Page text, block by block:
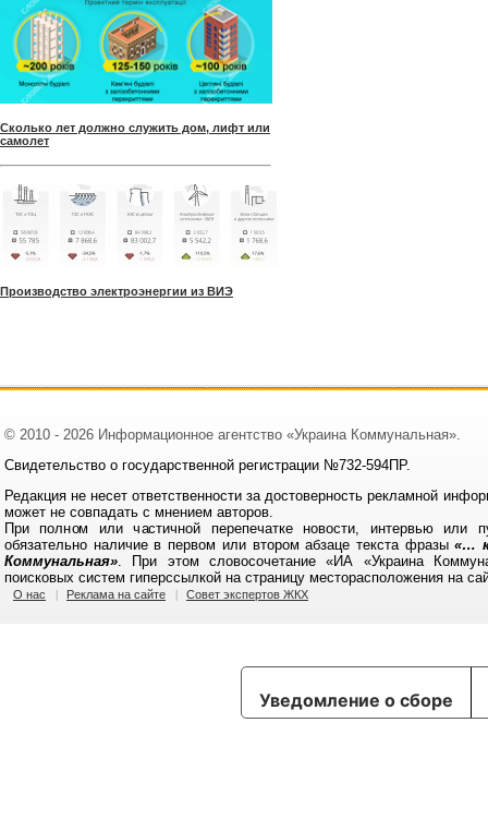
Сколько лет должно служить дом, лифт или
самолет
Производство электроэнергии из ВИЭ
© 2010 - 2026 Информационное агентство «Украина Коммунальная».
Свидетельство о государственной регистрации №732-594ПР.
Редакция не несет ответственности за достоверность рекламной
может не совпадать с мнением авторов.
При полном или частичной перепечатке новости, интервью или
обязательно наличие в первом или втором абзаце текста фразы «…
Коммунальная». При этом словосочетание «ИА «Украина
поисковых систем гиперссылкой на страницу месторасположения на
О нас Реклама на сайте Совет экспертов ЖКХ
Уведомление о сборе